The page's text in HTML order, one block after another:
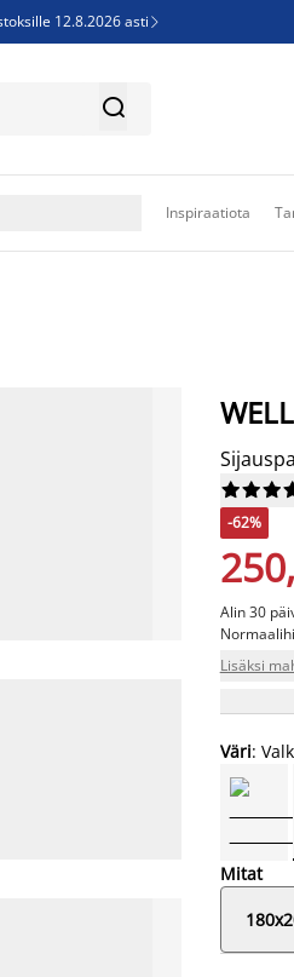
12.8.2026 asti 

Inspiraatiota




-62%
Alin 30
Lisäksi
Väri:
Mitat